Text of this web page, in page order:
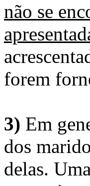
não se
forem
3) Em
dos
delas.